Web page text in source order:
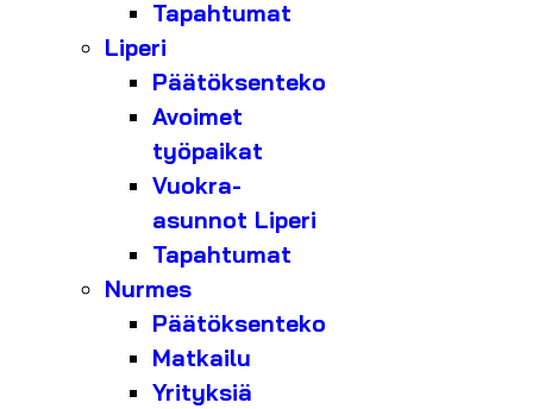
Tapahtumat
Liperi
Päätöksenteko
Avoimet
työpaikat
Vuokra-
asunnot Liperi
Tapahtumat
Nurmes
Päätöksenteko
Matkailu
Yrityksiä